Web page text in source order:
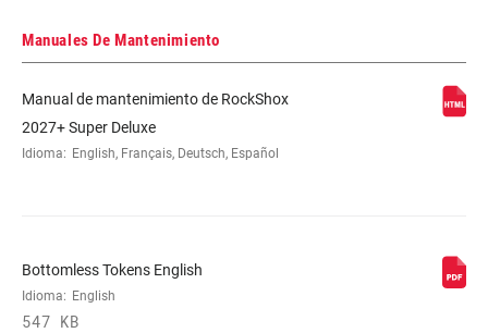
Manuales De Mantenimiento
Manual de mantenimiento de RockShox
2027+ Super Deluxe
Idioma: English, Français, Deutsch, Español
Bottomless Tokens English
Idioma: English
547 KB